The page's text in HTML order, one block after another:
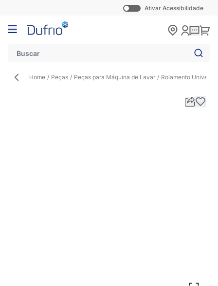
Ativar Acessibilidade
Pular para o conteúdo
Home / Peças / Peças para Máquina de Lavar / Rolamento